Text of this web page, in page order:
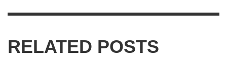
RELATED POSTS